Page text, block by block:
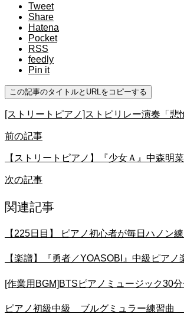
Tweet
Share
Hatena
Pocket
RSS
feedly
Pin it
この記事のタイトルとURLをコピーする
[ストリートピアノ]ストピリレー演奏「
前の記事
【ストリートピアノ】『少女Ａ』中森明
次の記事
関連記事
【225日目】 ピアノ初心者が毎日ハノン
【楽譜】『勇者／YOASOBI』中級ピア
[作業用BGM]BTSピアノミュージック30
ピアノ初級中級 ブルグミュラー練習曲